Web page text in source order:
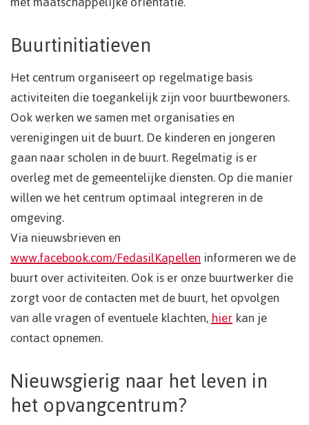
Buurtinitiatieven
Het centrum organiseert op regelmatige basis
activiteiten die toegankelijk zijn voor buurtbewoners.
Ook werken we samen met organisaties en
verenigingen uit de buurt. De kinderen en jongeren
gaan naar scholen in de buurt. Regelmatig is er
overleg met de gemeentelijke diensten. Op die manier
willen we het centrum optimaal integreren in de
omgeving.
Via nieuwsbrieven en
www.facebook.com/FedasilKapelleninformeren we de
buurt over activiteiten. Ook is er onze buurtwerker die
zorgt voor de contacten met de buurt, het opvolgen
van alle vragen of eventuele klachten,hierkan je
contact opnemen.
Nieuwsgierig naar het leven in
het opvangcentrum?